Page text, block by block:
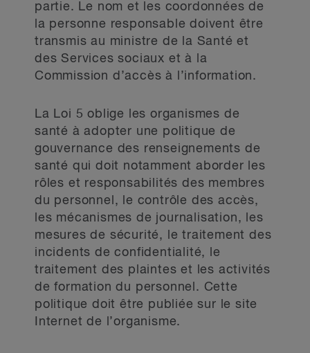
partie. Le nom et les coordonnées de
la personne responsable doivent être
transmis au ministre de la Santé et
des Services sociaux et à la
Commission d’accès à l’information.
La Loi 5 oblige les organismes de
santé à adopter une politique de
gouvernance des renseignements de
santé qui doit notamment aborder les
rôles et responsabilités des membres
du personnel, le contrôle des accès,
les mécanismes de journalisation, les
mesures de sécurité, le traitement des
incidents de confidentialité, le
traitement des plaintes et les activités
de formation du personnel. Cette
politique doit être publiée sur le site
Internet de l’organisme.